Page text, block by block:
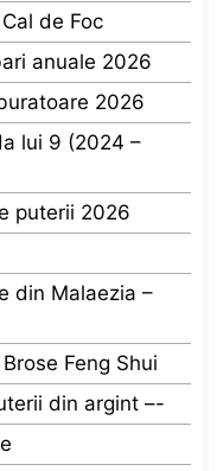
de Foc
anuale 2026
2026
lui 9 (2024 –
puterii 2026
din Malaezia –
Feng Shui
din argint –-